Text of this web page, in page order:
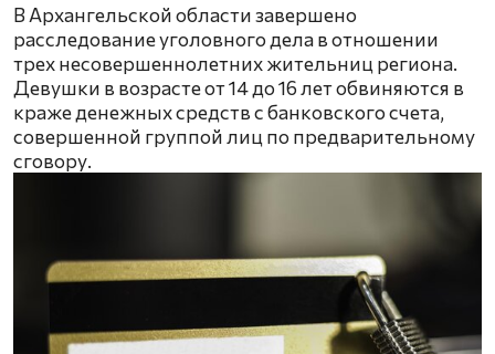
В Архангельской области завершено
расследование уголовного дела в отношении
трех несовершеннолетних жительниц региона.
Девушки в возрасте от 14 до 16 лет обвиняются в
краже денежных средств с банковского счета,
совершенной группой лиц по предварительному
сговору.